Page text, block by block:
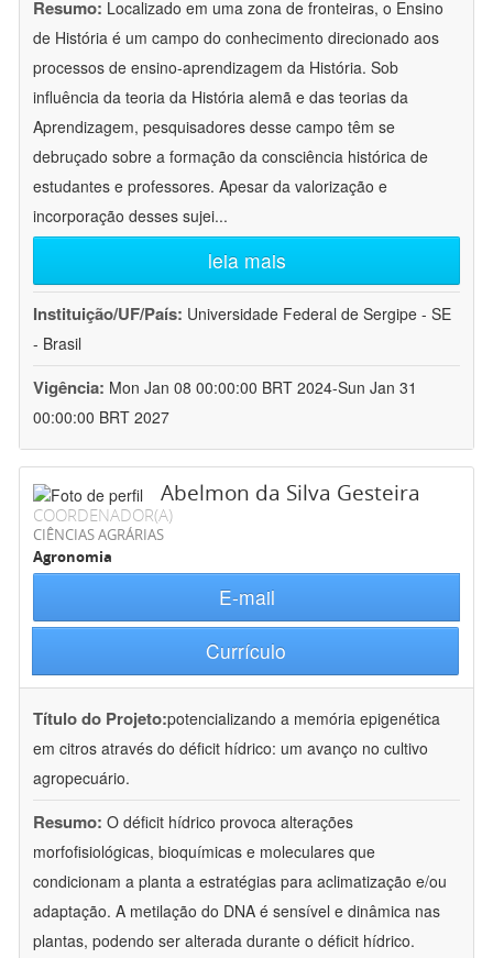
Resumo: Localizado em uma zona de fronteiras, o Ensino
de História é um campo do conhecimento direcionado aos
processos de ensino-aprendizagem da História. Sob
influência da teoria da História alemã e das teorias da
Aprendizagem, pesquisadores desse campo têm se
debruçado sobre a formação da consciência histórica de
estudantes e professores. Apesar da valorização e
incorporação desses sujei...
leia mais
Instituição/UF/País: Universidade Federal de Sergipe - SE
- Brasil
Vigência: Mon Jan 08 00:00:00 BRT 2024-Sun Jan 31
00:00:00 BRT 2027
Abelmon da Silva Gesteira
COORDENADOR(A)
CIÊNCIAS AGRÁRIAS
Agronomia
E-mail
Currículo
Título do Projeto:potencializando a memória epigenética
em citros através do déficit hídrico: um avanço no cultivo
agropecuário.
Resumo: O déficit hídrico provoca alterações
morfofisiológicas, bioquímicas e moleculares que
condicionam a planta a estratégias para aclimatização e/ou
adaptação. A metilação do DNA é sensível e dinâmica nas
plantas, podendo ser alterada durante o déficit hídrico.